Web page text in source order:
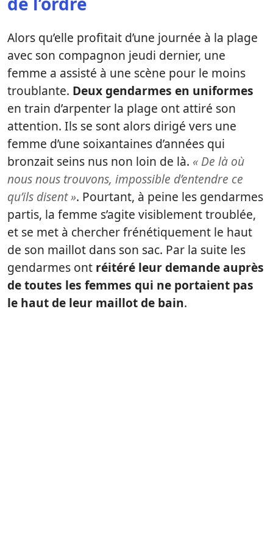
Alors qu’elle profitait d’une journée à la plage
avec son compagnon jeudi dernier, une
femme a assisté à une scène pour le moins
troublante. Deux gendarmes en uniformes
en train d’arpenter la plage ont attiré son
attention. Ils se sont alors dirigé vers une
femme d’une soixantaines d’années qui
bronzait seins nus non loin de là. « De là où
nous nous trouvons, impossible d’entendre ce
qu’ils disent ». Pourtant, à peine les gendarmes
partis, la femme s’agite visiblement troublée,
et se met à chercher frénétiquement le haut
de son maillot dans son sac. Par la suite les
gendarmes ont réitéré leur demande auprès
de toutes les femmes qui ne portaient pas
le haut de leur maillot de bain.